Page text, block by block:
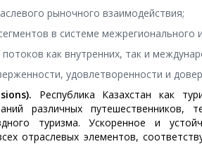
рыночного взаимодействия;
в системе межрегионального
потоков как внутренних, так и
удовлетворенности и
Республика Казахстан как
различных
туризма. Ускоренное и
отраслевых элементов,